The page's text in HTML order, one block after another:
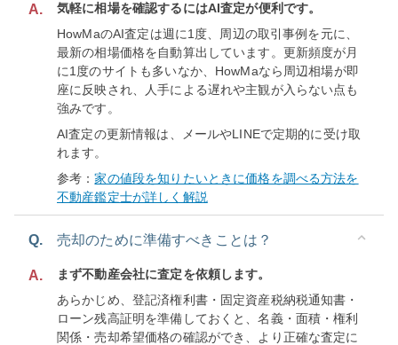
A.
気軽に相場を確認するにはAI査定が便利です。
HowMaのAI査定は週に1度、周辺の取引事例を元に、
最新の相場価格を自動算出しています。更新頻度が月
に1度のサイトも多いなか、HowMaなら周辺相場が即
座に反映され、人手による遅れや主観が入らない点も
強みです。
AI査定の更新情報は、メールやLINEで定期的に受け取
れます。
参考：家の値段を知りたいときに価格を調べる方法を
不動産鑑定士が詳しく解説
Q. 売却のために準備すべきことは？
A.
まず不動産会社に査定を依頼します。
あらかじめ、登記済権利書・固定資産税納税通知書・
ローン残高証明を準備しておくと、名義・面積・権利
関係・売却希望価格の確認ができ、より正確な査定に